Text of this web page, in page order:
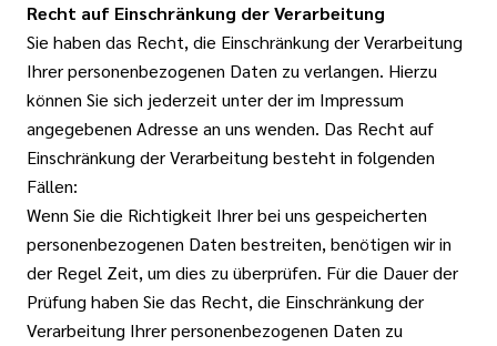
Recht auf Einschränkung der Verarbeitung
Sie haben das Recht, die Einschränkung der Verarbeitung
Ihrer personenbezogenen Daten zu verlangen. Hierzu
können Sie sich jederzeit unter der im Impressum
angegebenen Adresse an uns wenden. Das Recht auf
Einschränkung der Verarbeitung besteht in folgenden
Fällen:
Wenn Sie die Richtigkeit Ihrer bei uns gespeicherten
personenbezogenen Daten bestreiten, benötigen wir in
der Regel Zeit, um dies zu überprüfen. Für die Dauer der
Prüfung haben Sie das Recht, die Einschränkung der
Verarbeitung Ihrer personenbezogenen Daten zu